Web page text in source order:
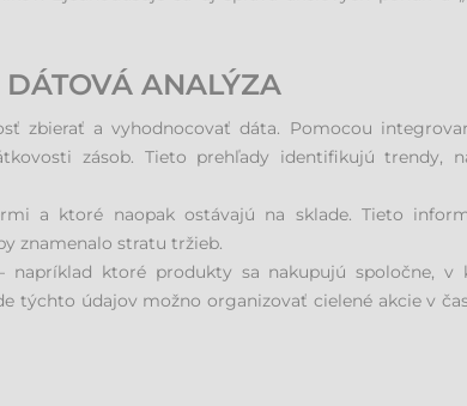
ANALÝZA
zbierať a vyhodnocovať dáta. Pomocou
zásob. Tieto prehľady identifikujú trendy,
a ktoré naopak ostávajú na sklade. Tieto
znamenalo stratu tržieb.
napríklad ktoré produkty sa nakupujú spoločne, v
týchto údajov možno organizovať cielené akcie v